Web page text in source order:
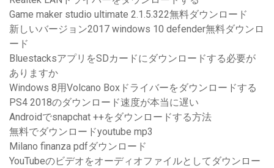
Game maker studio ultimate 2.1.5.322無料ダウンロード
新しいバージョン2017 windows 10 defender無料ダウンロ
ード
BluestacksアプリをSDカードにダウンロードする必要が
ありますか
Windows 8用Volcano Boxドライバーをダウンロードする
PS4 2018のダウンロード速度が本当に遅い
Androidでsnapchat ++をダウンロードする方法
無料でダウンロードyoutube mp3
Milano finanza pdfダウンロード
YouTubeのビデオをオーディオファイルとしてダウンロー